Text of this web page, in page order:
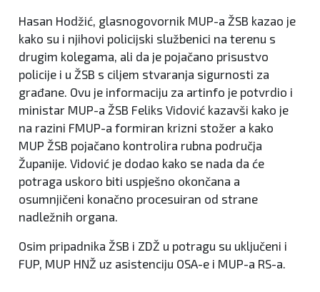
Hasan Hodžić, glasnogovornik MUP-a ŽSB kazao je
kako su i njihovi policijski službenici na terenu s
drugim kolegama, ali da je pojačano prisustvo
policije i u ŽSB s ciljem stvaranja sigurnosti za
građane. Ovu je informaciju za artinfo je potvrdio i
ministar MUP-a ŽSB Feliks Vidović kazavši kako je
na razini FMUP-a formiran krizni stožer a kako
MUP ŽSB pojačano kontrolira rubna područja
Županije. Vidović je dodao kako se nada da će
potraga uskoro biti uspješno okončana a
osumnjičeni konačno procesuiran od strane
nadležnih organa.
Osim pripadnika ŽSB i ZDŽ u potragu su uključeni i
FUP, MUP HNŽ uz asistenciju OSA-e i MUP-a RS-a.